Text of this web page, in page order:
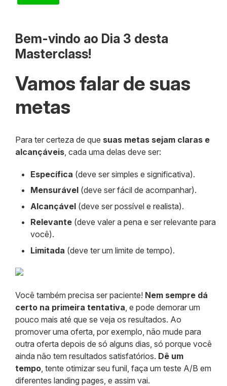
Bem-vindo ao Dia 3 desta
Masterclass!
Vamos falar de suas
metas
Para ter certeza de que suas metas sejam claras e
alcançáveis , cada uma delas deve ser:
Específica (deve ser simples e significativa).
Mensurável (deve ser fácil de acompanhar).
Alcançável (deve ser possível e realista).
Relevante (deve valer a pena e ser relevante para
você).
Limitada (deve ter um limite de tempo).
Você também precisa ser paciente! Nem sempre dá
certo na primeira tentativa , e pode demorar um
pouco mais até que se veja os resultados. Ao
promover uma oferta, por exemplo, não mude para
outra oferta depois de só alguns dias, só porque você
ainda não tem resultados satisfatórios. Dê um
tempo , tente otimizar seu funil, faça um teste A/B em
diferentes landing pages, e assim vai.